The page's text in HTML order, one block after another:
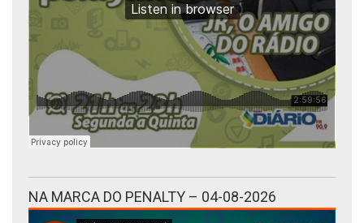
NA MARCA DO PENALTY – 04-08-2026